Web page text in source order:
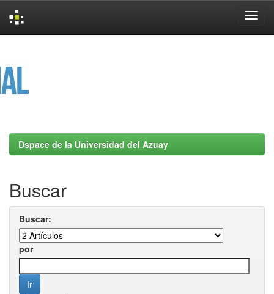
Dspace de la Universidad del Azuay
Buscar
Buscar:
por